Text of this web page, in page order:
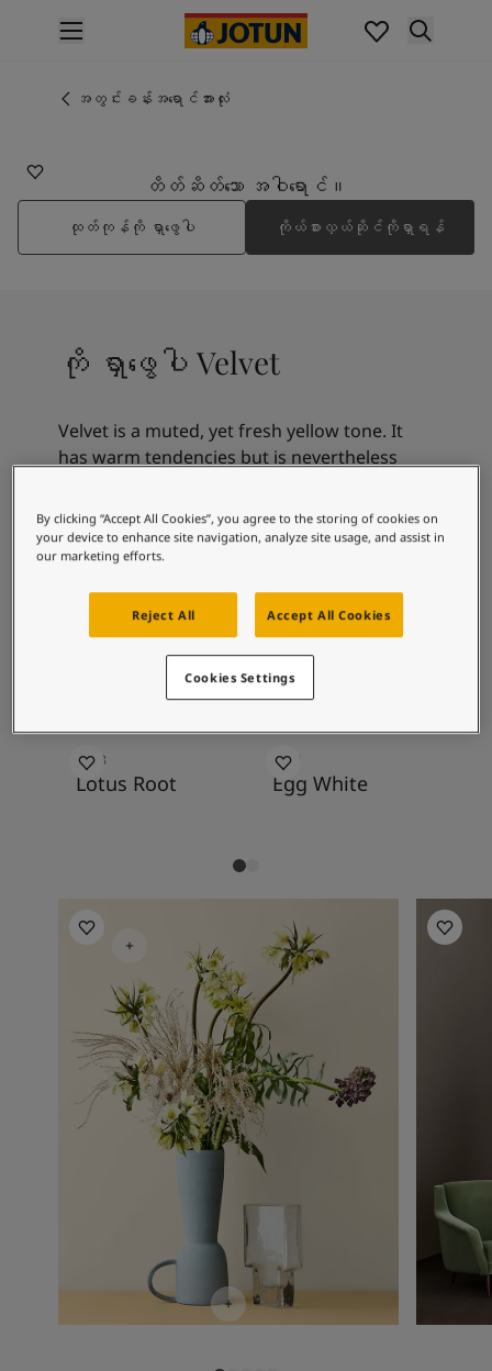
အတွင်းပိုင်းဆေးသုတ်ခြင်း
အိမ်အပြင်သုတ်ဆေးအမျိုးအစားများ
အရောင်များ
Interior Paint Colours
အတွင်းခန်းအရောင်အားလုံး
Colour Tools
အတွင်းခန်းအတွက် အတုယူစရာအသွင်အပြင်များ
အပြင်ပိုင်းအတွက် အတုယူစရာအသွင်အပြင်များ
ဆောင်းပါးများ
သင့်အိမ်အားဆေးဖြင့်အလှဆင်ပါ
စာရွက်စာတမ်းထုတ်ကုန်
နည်းပညာဆိုင်ရာအချက်အလက်များ
Soulful Spaces - Jotun မှ နောက်ဆုံးထွက်ရှိထားသော အရောင်ချပ်အသစ်
အတွင်းခန်းအရောင်အားလုံး
တိတ်ဆိတ်သော အဝါရောင်။
ထုတ်ကုန်ကို ရှာဖွေပါ ကိုယ်စားလှယ်ဆိုင်ကိုရှာရန်
ကို ရှာဖွေပါ Velvet
Velvet is a muted, yet fresh yellow tone. It
has warm tendencies but is nevertheless
Velvet goes well with golden white tones,
golden beige, brown and grey, as well as the
more playful blue-green tones.
အကြံပြုထားသော အရောင်ပေါင်းစပ်
1108
Lotus Root
1001
Egg White
Living
By clicking “Accept All Cookies”, you agree to the storing of cookies on
your device to enhance site navigation, analyze site usage, and assist in
our marketing efforts.
Reject All Accept All Cookies
Cookies Settings